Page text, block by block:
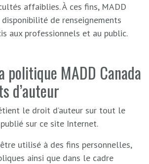
affaiblies. À ces fins, MADD
disponibilité de renseignements
aux professionnels et au public.
politique MADD Canada
d’auteur
le droit d’auteur sur tout le
sur ce site Internet.
utilisé à des fins personnelles,
ainsi que dans le cadre